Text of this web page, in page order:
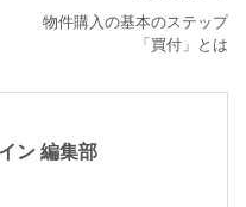
物件購入の基本のステップ
「買付」とは
ン 編集部